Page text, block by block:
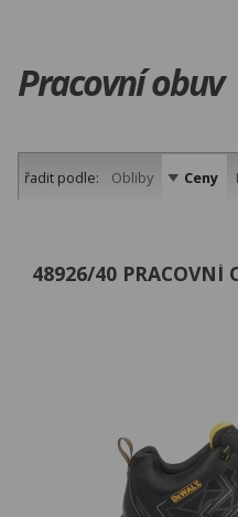
Pracovní obuv
řadit podle: Obliby Ceny
48926/40 PRACOVNÍ